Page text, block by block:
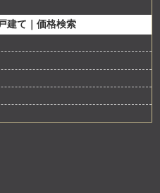
建て｜価格検索